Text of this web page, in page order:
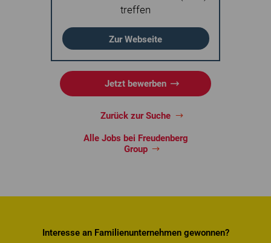
treffen
Zur Webseite
Jetzt bewerben
Zurück zur Suche
Alle Jobs bei Freudenberg
Group
Interesse an Familienunternehmen gewonnen?